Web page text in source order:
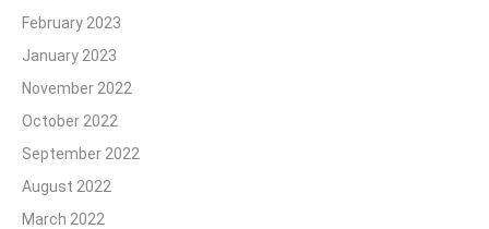
February 2023
January 2023
November 2022
October 2022
September 2022
August 2022
March 2022